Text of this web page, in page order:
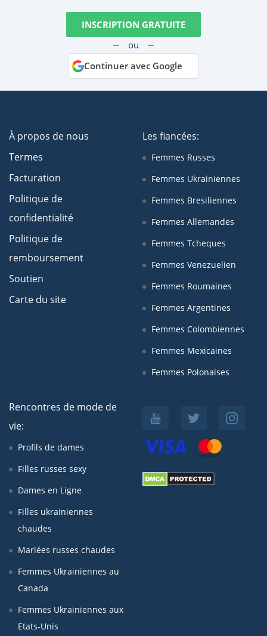
INSCRIPTION GRATUITE
ou
Continuer avec Google
À propos de nous
Termes
Facturation
Politique de
confidentialité
Politique de
remboursement
Soutien
Carte du site
Les fiancées:
Femmes Russes
Femmes Ukrainiennes
Femmes Bresiliennes
Femmes Allemandes
Femmes Tcheques
Femmes Venezuelien
Femmes Roumaines
Femmes Argentines
Femmes Colombiennes
Femmes Mexicaines
Femmes Polonaises
Rencontres de mode de
vie:
Profils de dames
Filles russes sexy
Dames en Ligne
Filles ukrainiennes
chaudes
Mariées russes chaudes
Femmes Ukrainiennes au
Canada
Femmes Ukrainiennes aux
Etats-Unis